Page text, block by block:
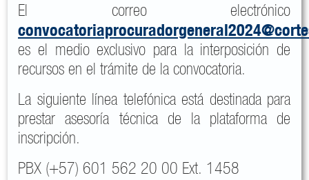
El correo electrónico
es el medio exclusivo para la interposición de
recursos en el trámite de la convocatoria.
La siguiente línea telefónica está destinada para
prestar asesoría técnica de la plataforma de
inscripción.
PBX (+57) 601 562 20 00 Ext. 1458